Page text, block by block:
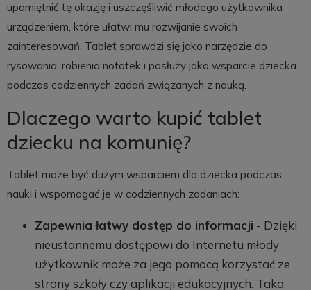
upamiętnić tę okazję i uszczęśliwić młodego użytkownika
urządzeniem, które ułatwi mu rozwijanie swoich
zainteresowań. Tablet sprawdzi się jako narzędzie do
rysowania, robienia notatek i posłuży jako wsparcie dziecka
podczas codziennych zadań związanych z nauką.
Dlaczego warto kupić tablet
dziecku na komunię?
Tablet może być dużym wsparciem dla dziecka podczas
nauki i wspomagać je w codziennych zadaniach:
Zapewnia łatwy dostęp do informacji - Dzięki
nieustannemu dostępowi do Internetu młody
użytkownik może za jego pomocą korzystać ze
strony szkoły czy aplikacji edukacyjnych. Taka